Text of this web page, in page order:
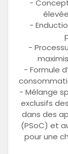
-
-
-
- Formule
- Mélange
exclusifs
dans des
(PSoC) et
pour une